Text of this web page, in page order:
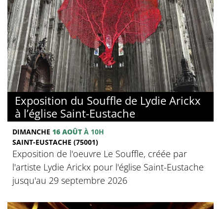
Exposition du Souffle de Lydie Arickx
à l’église Saint-Eustache
DIMANCHE 16 AOÛT À 10H
SAINT-EUSTACHE (75001)
Exposition de l'oeuvre Le Souffle, créée par
l'artiste Lydie Arickx pour l'église Saint-Eustache
jusqu'au 29 septembre 2026